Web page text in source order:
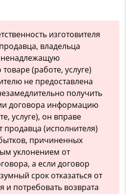
изготовителя
владельца
ненадлежащую
(работе, услуге)
не предоставлена
получить
договора информацию
услуге), он вправе
продавца (исполнителя)
причиненных
уклонением от
а если договор
срок отказаться от
и потребовать возврата